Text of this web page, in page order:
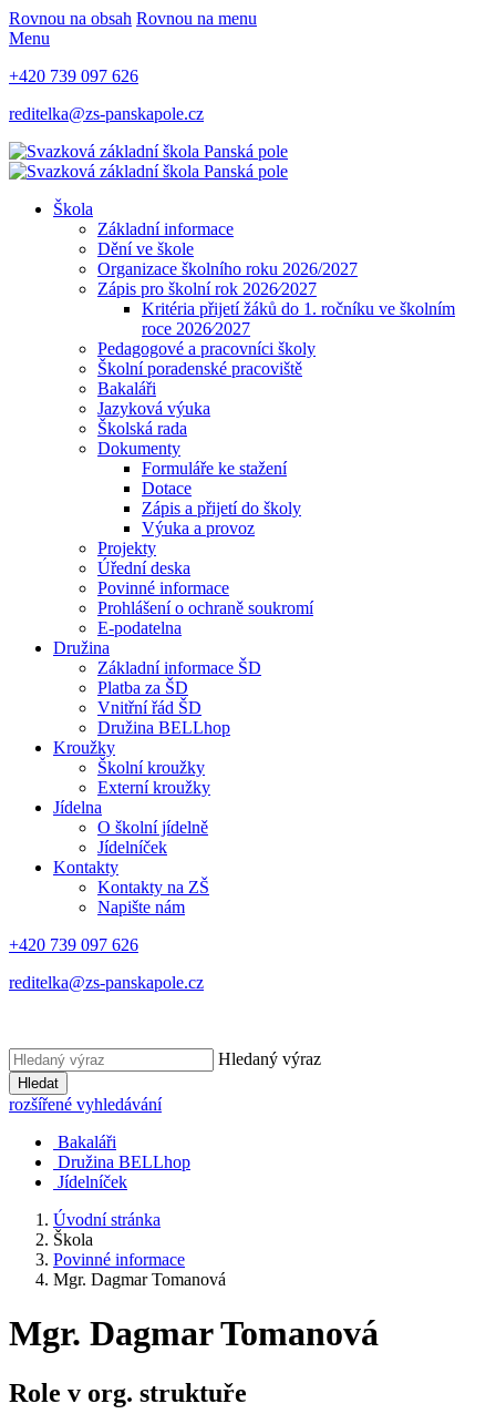
Rovnou na obsah Rovnou na menu
Menu
+420 739 097 626
reditelka@zs-panskapole.cz
Škola
Základní informace
Dění ve škole
Organizace školního roku 2026/2027
Zápis pro školní rok 2026⁄2027
Kritéria přijetí žáků do 1. ročníku ve školním
roce 2026⁄2027
Pedagogové a pracovníci školy
Školní poradenské pracoviště
Bakaláři
Jazyková výuka
Školská rada
Dokumenty
Formuláře ke stažení
Dotace
Zápis a přijetí do školy
Výuka a provoz
Projekty
Úřední deska
Povinné informace
Prohlášení o ochraně soukromí
E-podatelna
Družina
Základní informace ŠD
Platba za ŠD
Vnitřní řád ŠD
Družina BELLhop
Kroužky
Školní kroužky
Externí kroužky
Jídelna
O školní jídelně
Jídelníček
Kontakty
Kontakty na ZŠ
Napište nám
+420 739 097 626
reditelka@zs-panskapole.cz
Hledaný výraz
Hledat
rozšířené vyhledávání
Bakaláři
Družina BELLhop
Jídelníček
Úvodní stránka
Škola
Povinné informace
Mgr. Dagmar Tomanová
Mgr. Dagmar Tomanová
Role v org. struktuře